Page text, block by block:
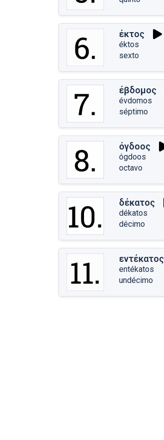
έκτος
éktos
sexto
έβδομος
évdomos
séptimo
όγδοος
ógdoos
octavo
δέκατος
dékatos
décimo
εντέκατος
entékatos
undécimo